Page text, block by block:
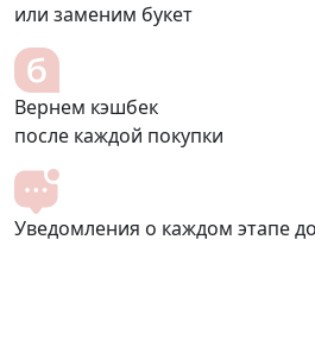
или заменим букет
Вернем кэшбек
после каждой покупки
Уведомления о каждом этапе